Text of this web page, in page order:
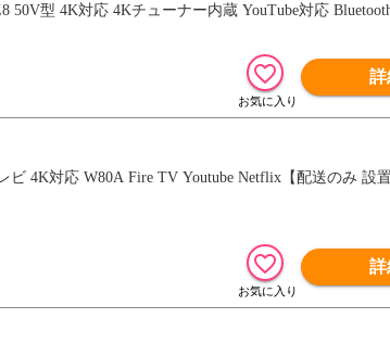
型 4K対応 4Kチューナー内蔵 YouTube対応
詳
ビ 4K対応 W80A Fire TV Youtube Netflix【配送のみ 設
詳